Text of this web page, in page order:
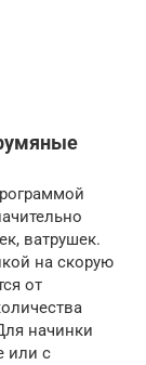
ватрушек.
на скорую
от
начинки
или с